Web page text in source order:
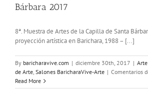
Bárbara 2017
8ª. Muestra de Artes de la Capilla de Santa
proyección artística en Barichara, 1988 – [...]
By baricharavive.com | diciembre 30th, 2017 |
de Arte, Salones BaricharaVive-Arte | Comentarios
Read More